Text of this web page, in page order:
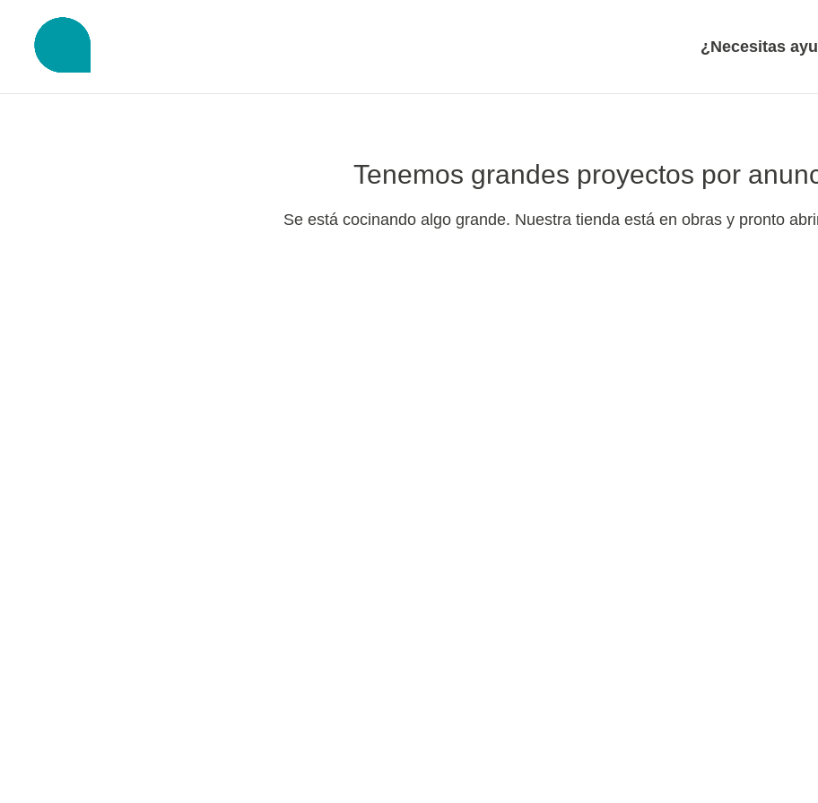
¿Necesitas
Tenemos grandes proyectos por
Se está cocinando algo grande. Nuestra tienda está en obras y pronto